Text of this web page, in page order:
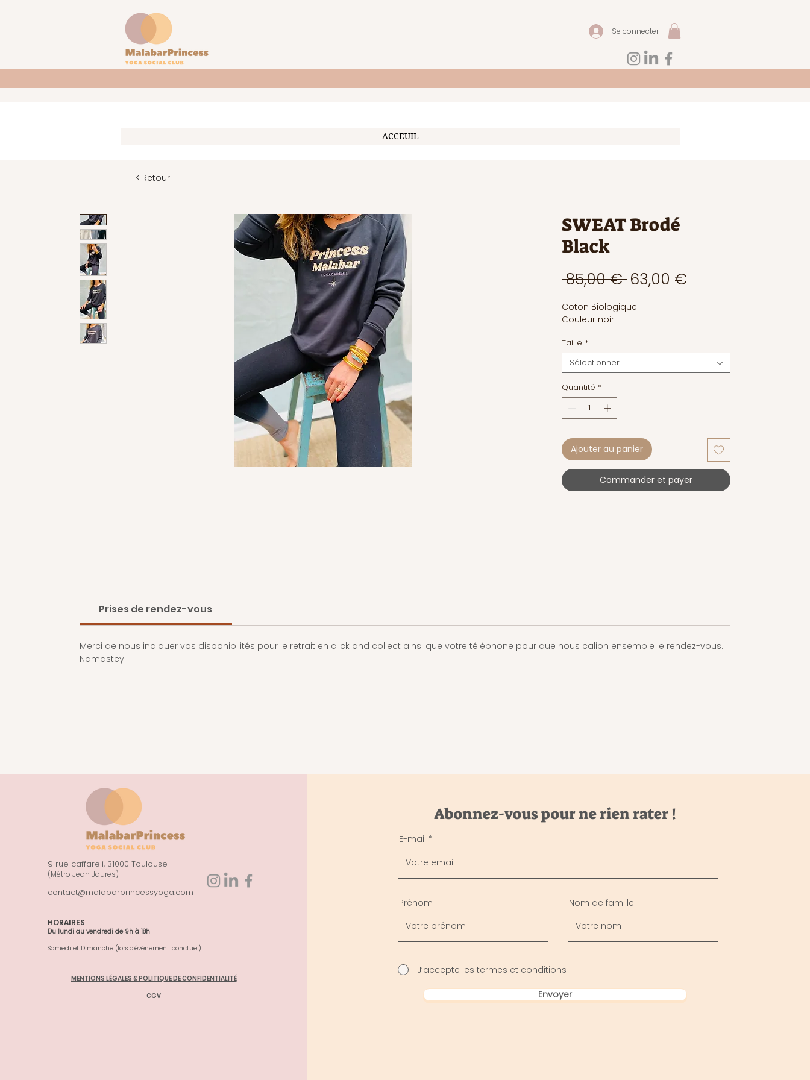
Se connecter
ACCEUIL
< Retour
SWEAT Brodé
Black
85,00 € Prix
63,00 €
Coton Biologique
Couleur noir
Taille *
Sélectionner
Quantité *
Ajouter au panier
Commander et payer
Prises de rendez-vous
Merci de nous indiquer vos disponibilités pour le retrait en click and collect ainsi que votre télèphone pour que nous calion ensemble le rendez-vous.
Namastey
9 rue caffareli, 31000 Toulouse
(Métro Jean Jaures)
contact@malabarprincessyoga.com
HORAIRES
Du lundi au vendredi de 9h à 18h
Samedi et Dimanche (lors d'événement ponctuel)
MENTIONS LÉGALES & POLITIQUE DE CONFIDENTIALITÉ
CGV
Abonnez-vous pour ne rien rater !
E-mail
Prénom Nom de famille
J’accepte les termes et conditions
Envoyer